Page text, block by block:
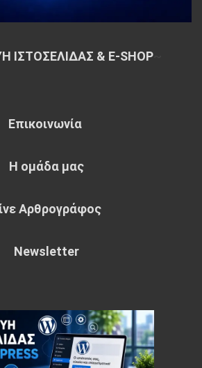
ΙΣΤΟΣΕΛΙΔΑΣ & E-SHOP~
Επικοινωνία
Η ομάδα μας
Αρθρογράφος
Newsletter